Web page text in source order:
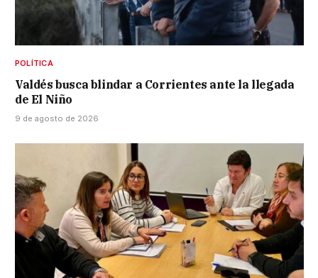
POLÍTICA
Valdés busca blindar a Corrientes ante la llegada
de El Niño
9 de agosto de 2026